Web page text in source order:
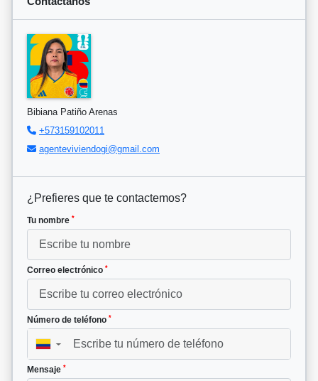
Bibiana Patiño Arenas
+573159102011
agenteviviendogi@gmail.com
¿Prefieres que te contactemos?
Tu nombre *
Correo electrónico *
Número de teléfono *
▼
Mensaje *